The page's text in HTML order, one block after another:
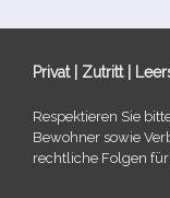
Privat | Zutritt |
Respektieren Sie
Bewohner sowie
recht­li­che Folgen für